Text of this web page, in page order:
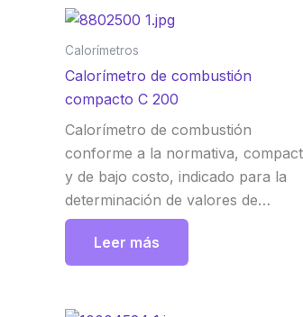
Calorímetros
Calorímetro de combustión
compacto C 200
Calorímetro de combustión
conforme a la normativa,
y de bajo costo, indicado para la
determinación de valores de
combustión de muestras líquidas y
sólidas. Idóneo para fines de
enseñanza y aprendizaje,
Leer más